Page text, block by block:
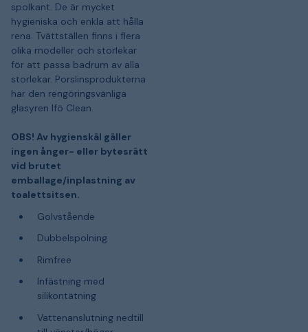
spolkant. De är mycket
hygieniska och enkla att hålla
rena. Tvättställen finns i flera
olika modeller och storlekar
för att passa badrum av alla
storlekar. Porslinsprodukterna
har den rengöringsvänliga
glasyren Ifö Clean.
OBS! Av hygienskäl gäller
ingen ånger- eller bytesrätt
vid brutet
emballage/inplastning av
toalettsitsen.
Golvstående
Dubbelspolning
Rimfree
Infästning med
silikontätning
Vattenanslutning nedtill